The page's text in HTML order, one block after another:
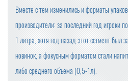
ПРОВОДИТЬ
ОДАВЦОВ БУДЕТ
КОМПАНИЯ «ЯНДЕКС
НОВЫЙ ТОРГОВЫЙ ЗНАК
Вместе с тем изменились и форматы
производители: за последний год игроки
1 литра, хотя год назад этот сегмент был
новинок, а фокусным форматом стали
либо среднего объема (0,5-1л).